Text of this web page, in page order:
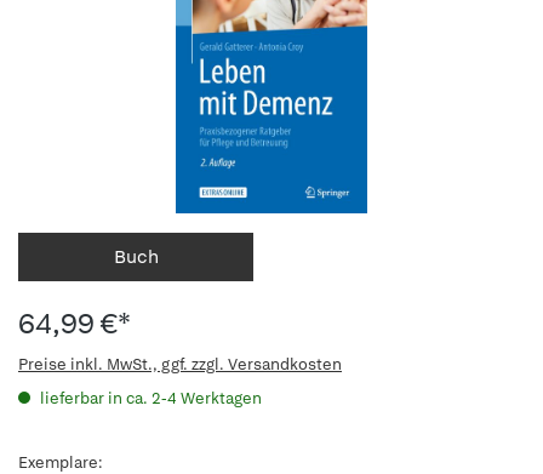
Buch
64,99 €*
Preise inkl. MwSt., ggf. zzgl. Versandkosten
lieferbar in ca. 2-4 Werktagen
Exemplare: